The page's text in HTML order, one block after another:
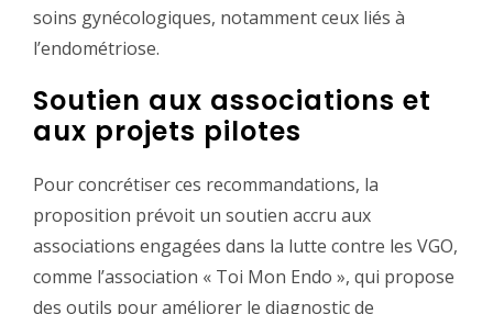
soins gynécologiques, notamment ceux liés à
l’endométriose.
Soutien aux associations et
aux projets pilotes
Pour concrétiser ces recommandations, la
proposition prévoit un soutien accru aux
associations engagées dans la lutte contre les VGO,
comme l’association « Toi Mon Endo », qui propose
des outils pour améliorer le diagnostic de